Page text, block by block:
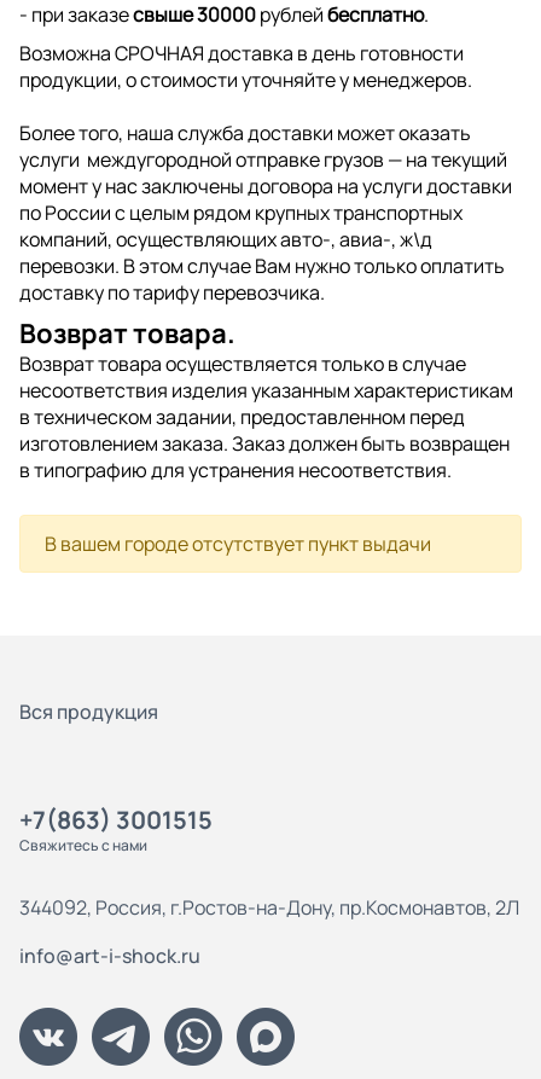
- при заказесвыше 30000рублейбесплатно.
Возможна СРОЧНАЯ доставка в день готовности
продукции, о стоимости уточняйте у менеджеров.
Более того, наша служба доставки может оказать
услуги междугородной отправке грузов — на текущий
момент у нас заключены договора на услуги доставки
по России с целым рядом крупных транспортных
компаний, осуществляющих авто-, авиа-, ж\д
перевозки. В этом случае Вам нужно только оплатить
доставку по тарифу перевозчика.
Возврат товара.
Возврат товара осуществляется только в случае
несоответствия изделия указанным характеристикам
в техническом задании, предоставленном перед
изготовлением заказа. Заказ должен быть возвращен
в типографию для устранения несоответствия.
В вашем городе отсутствует пункт выдачи
Вся продукция
+7(863) 3001515
Свяжитесь с нами
344092, Россия, г.Ростов-на-Дону, пр.Космонавтов, 2Л
info@art-i-shock.ru